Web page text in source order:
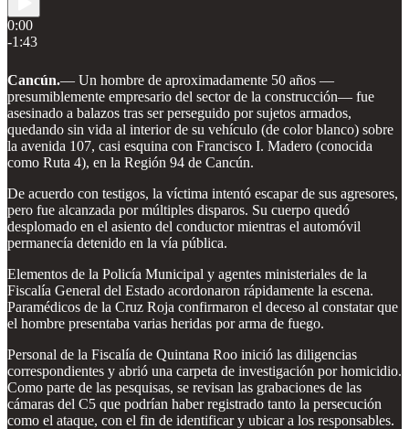
0:00
-1:43
Cancún.— Un hombre de aproximadamente 50 años —
presumiblemente empresario del sector de la construcción— fue
asesinado a balazos tras ser perseguido por sujetos armados,
quedando sin vida al interior de su vehículo (de color blanco) sobre
la avenida 107, casi esquina con Francisco I. Madero (conocida
como Ruta 4), en la Región 94 de Cancún.
De acuerdo con testigos, la víctima intentó escapar de sus agresores,
pero fue alcanzada por múltiples disparos. Su cuerpo quedó
desplomado en el asiento del conductor mientras el automóvil
permanecía detenido en la vía pública.
Elementos de la Policía Municipal y agentes ministeriales de la
Fiscalía General del Estado acordonaron rápidamente la escena.
Paramédicos de la Cruz Roja confirmaron el deceso al constatar que
el hombre presentaba varias heridas por arma de fuego.
Personal de la Fiscalía de Quintana Roo inició las diligencias
correspondientes y abrió una carpeta de investigación por homicidio.
Como parte de las pesquisas, se revisan las grabaciones de las
cámaras del C5 que podrían haber registrado tanto la persecución
como el ataque, con el fin de identificar y ubicar a los responsables.